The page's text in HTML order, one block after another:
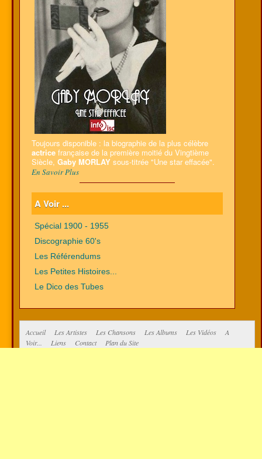
Toujours disponible : la biographie de la plus célèbre
actrice française de la première moitié du Vingtième
Siècle, Gaby MORLAY sous-titrée "Une star effacée".
En Savoir Plus
A Voir ...
Spécial 1900 - 1955
Discographie 60's
Les Référendums
Les Petites Histoires...
Le Dico des Tubes
Accueil Les Artistes Les Chansons Les Albums Les Vidéos
A
Voir...
Liens Contact Plan du Site